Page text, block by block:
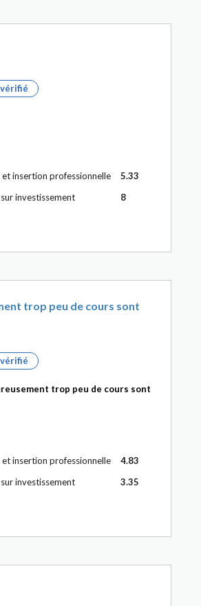
et insertion professionnelle
5.33
investissement
8
trop peu de cours sont
trop peu de cours sont
et insertion professionnelle
4.83
investissement
3.35